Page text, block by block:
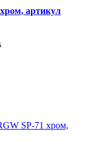
артикул